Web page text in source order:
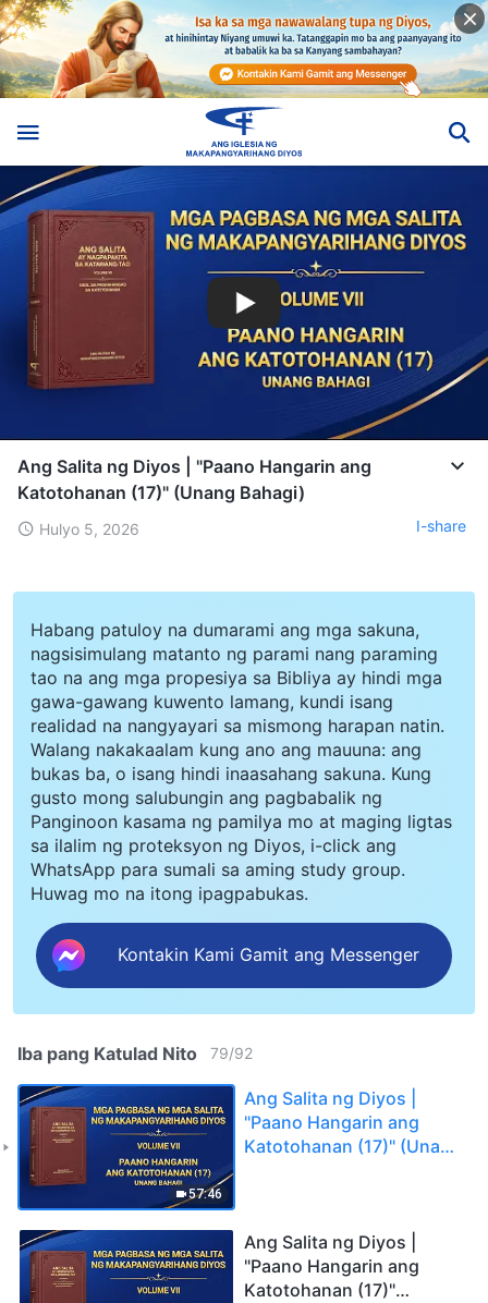
Ang Salita ng Diyos | "Paano Hangarin ang
Katotohanan (17)" (Unang Bahagi)
Hulyo 5, 2026 I-share
Habang patuloy na dumarami ang mga sakuna,
nagsisimulang matanto ng parami nang paraming
tao na ang mga propesiya sa Bibliya ay hindi mga
gawa-gawang kuwento lamang, kundi isang
realidad na nangyayari sa mismong harapan natin.
Walang nakakaalam kung ano ang mauuna: ang
bukas ba, o isang hindi inaasahang sakuna. Kung
gusto mong salubungin ang pagbabalik ng
Panginoon kasama ng pamilya mo at maging ligtas
sa ilalim ng proteksyon ng Diyos, i-click ang
WhatsApp para sumali sa aming study group.
Huwag mo na itong ipagpabukas.
Kontakin Kami Gamit ang Messenger
Iba pang Katulad Nito 79/92
57:46
Ang Salita ng Diyos |
"Paano Hangarin ang
Katotohanan (17)" (Unang
Ang Salita ng Diyos |
"Paano Hangarin ang
Katotohanan (17)"